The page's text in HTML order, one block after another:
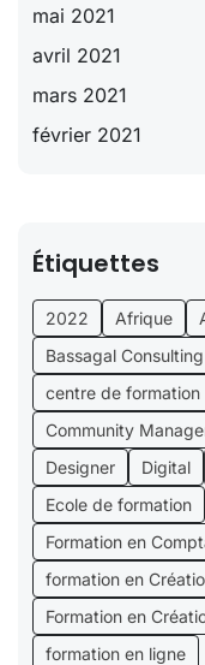
mai 2021
avril 2021
mars 2021
février 2021
Étiquettes
2022 Afrique
Bassagal
centre de formation
Community
Designer
Digital
Ecole de formation
Formation en
formation en
Formation en
formation en ligne